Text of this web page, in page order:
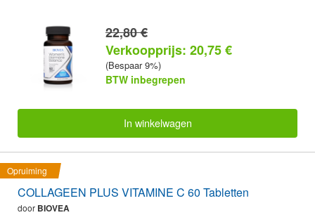
22,80 €
Verkoopprijs: 20,75 €
(Bespaar 9%)
BTW inbegrepen
In winkelwagen
Opruiming
COLLAGEEN PLUS VITAMINE C 60 Tabletten
door BIOVEA